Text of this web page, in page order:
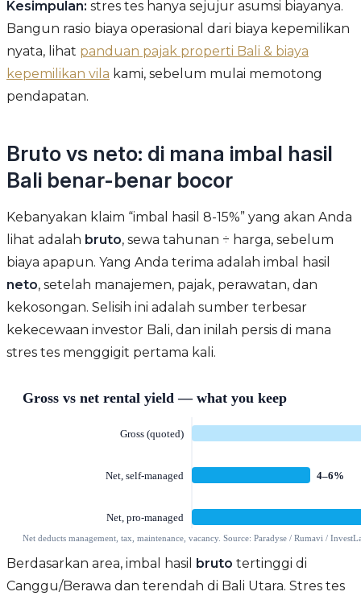
Kesimpulan: stres tes hanya sejujur asumsi biayanya.
Bangun rasio biaya operasional dari biaya kepemilikan
nyata, lihat panduan pajak properti Bali & biaya
kepemilikan vila kami, sebelum mulai memotong
pendapatan.
Bruto vs neto: di mana imbal hasil
Bali benar-benar bocor
Kebanyakan klaim “imbal hasil 8-15%” yang akan Anda
lihat adalah bruto, sewa tahunan ÷ harga, sebelum
biaya apapun. Yang Anda terima adalah imbal hasil
neto, setelah manajemen, pajak, perawatan, dan
kekosongan. Selisih ini adalah sumber terbesar
kekecewaan investor Bali, dan inilah persis di mana
stres tes menggigit pertama kali.
Berdasarkan area, imbal hasil bruto tertinggi di
Canggu/Berawa dan terendah di Bali Utara. Stres tes